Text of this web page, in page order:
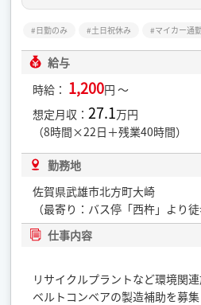
日勤のみ 土日祝休み マイカー通
給与
時給： 1,200円 ～
想定月収：27.1万円
（8時間×22日＋残業40時間）
勤務地
佐賀県武雄市北方町大崎
（最寄り：バス停「西杵」より徒
仕事内容
リサイクルプラントなど環境関連
ベルトコンベアの製造補助を募集